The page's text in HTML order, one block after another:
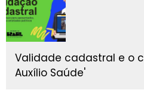
Validade cadastral e o
Auxílio Saúde'